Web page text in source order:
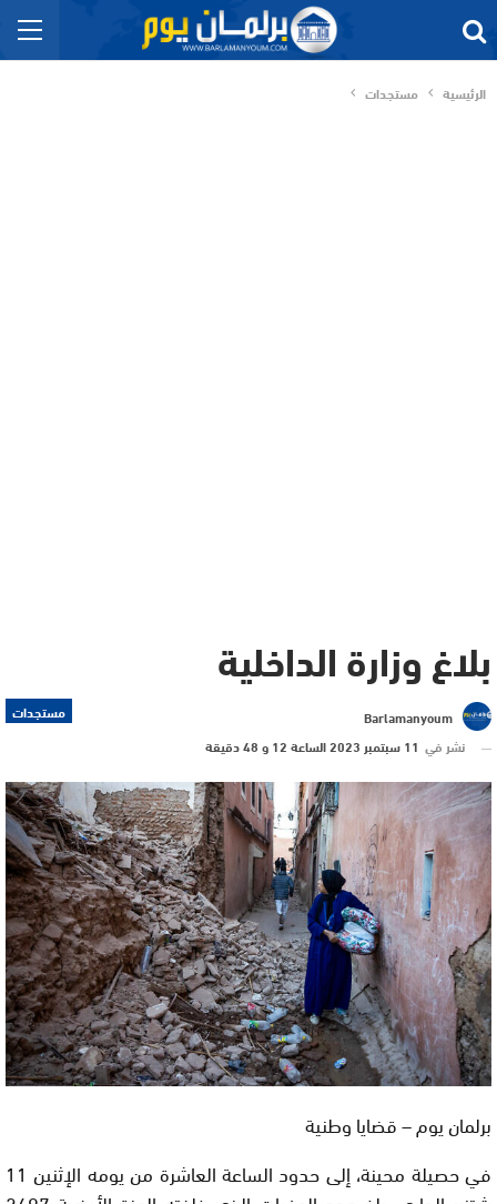
الرئيسية مستجدات
بلاغ وزارة الداخلية
مستجدات
Barlamanyoum
نشر في 11 سبتمبر 2023 الساعة 12 و 48 دقيقة
برلمان يوم – قضايا وطنية
في حصيلة محينة، إلى حدود الساعة العاشرة من يومه الإثنين 11